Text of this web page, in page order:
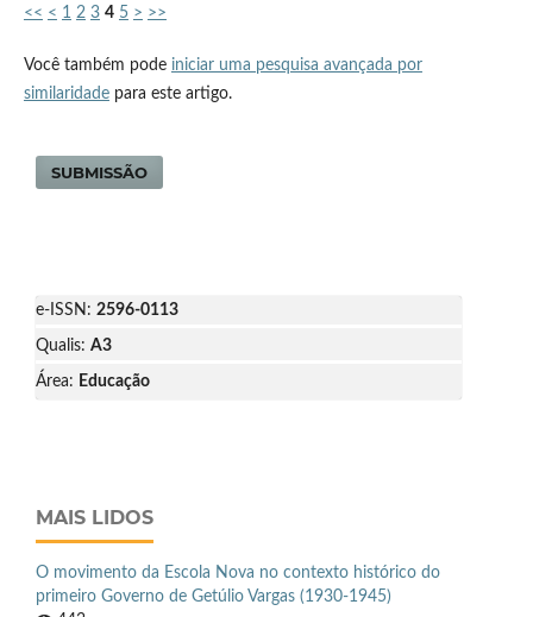
<< < 1 2 3 4 5 > >>
Você também pode iniciar uma pesquisa avançada por
similaridadepara este artigo.
SUBMISSÃO
e-ISSN: 2596-0113
Qualis: A3
Área: Educação
MAIS LIDOS
O movimento da Escola Nova no contexto histórico do
primeiro Governo de Getúlio Vargas (1930-1945)